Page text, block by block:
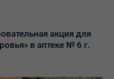
акция для
в аптеке № 6 г.